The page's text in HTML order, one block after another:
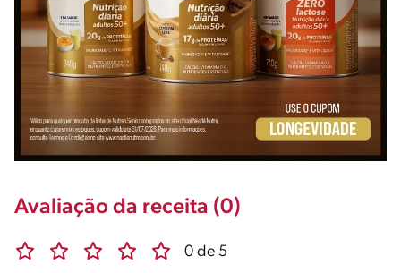
Avaliação da receita (0)
0 de 5